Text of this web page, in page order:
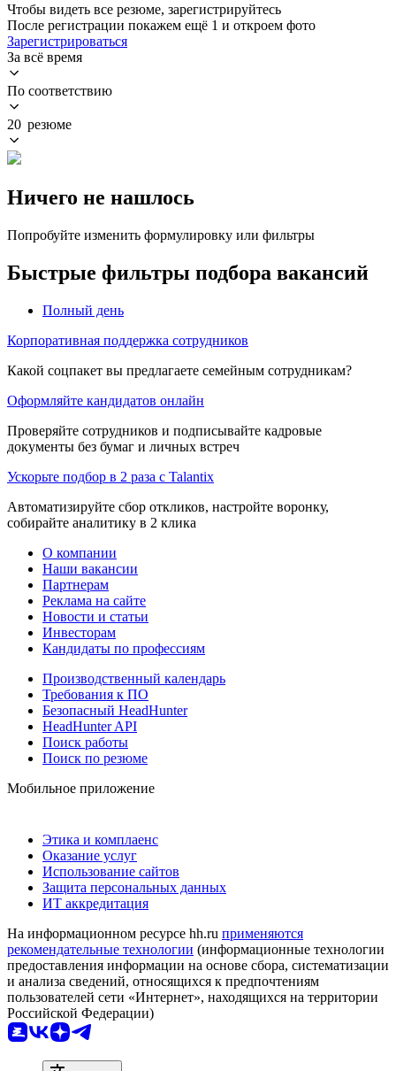
Чтобы видеть все резюме, зарегистрируйтесь
После регистрации покажем ещё 1 и откроем фото
Зарегистрироваться
За всё время
По соответствию
20 резюме
Ничего не нашлось
Попробуйте изменить формулировку или фильтры
Быстрые фильтры подбора вакансий
Полный день
Корпоративная поддержка сотрудников
Какой соцпакет вы предлагаете семейным сотрудникам?
Оформляйте кандидатов онлайн
Проверяйте сотрудников и подписывайте кадровые
документы без бумаг и личных встреч
Ускорьте подбор в 2 раза с Talantix
Автоматизируйте сбор откликов, настройте воронку,
собирайте аналитику в 2 клика
О компании
Наши вакансии
Партнерам
Реклама на сайте
Новости и статьи
Инвесторам
Кандидаты по профессиям
Производственный календарь
Требования к ПО
Безопасный HeadHunter
HeadHunter API
Поиск работы
Поиск по резюме
Мобильное приложение
Этика и комплаенс
Оказание услуг
Использование сайтов
Защита персональных данных
ИТ аккредитация
На информационном ресурсе hh.ru применяются
рекомендательные технологии (информационные технологии
предоставления информации на основе сбора, систематизации
и анализа сведений, относящихся к предпочтениям
пользователей сети «Интернет», находящихся на территории
Российской Федерации)